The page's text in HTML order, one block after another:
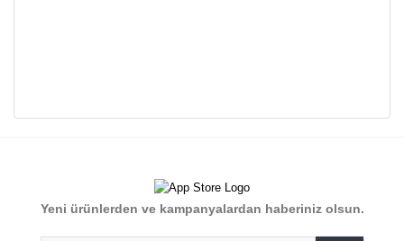
Yorum Yaz
Ürün resmi kalitesiz, bozuk veya görüntülenemiyor.
Ürün açıklamasında eksik bilgiler bulunuyor.
Yeni ürünlerden ve kampanyalardan haberiniz olsun.